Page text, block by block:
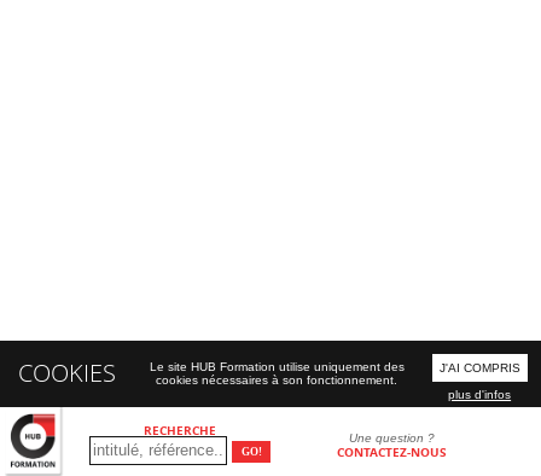
RECHERCHE Une question ?
CONTACTEZ-NOUS
COOKIES
Le site HUB Formation utilise uniquement des
cookies nécessaires à son fonctionnement.
J'AI COMPRIS
plus d'infos